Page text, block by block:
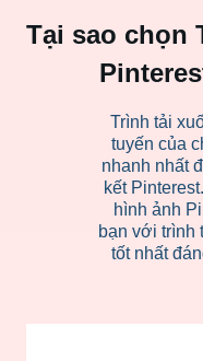
Tại sao chọn
Trình tải
tuyến của
nhanh nhất
kết
hình ảnh
bạn với trình
tốt nhất